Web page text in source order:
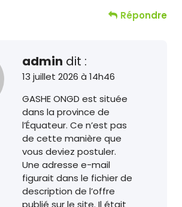
Répondre
admin dit :
13 juillet 2026 à 14h46
GASHE ONGD est située
dans la province de
l’Équateur. Ce n’est pas
de cette manière que
vous deviez postuler.
Une adresse e-mail
figurait dans le fichier de
description de l’offre
publié sur le site. Il était